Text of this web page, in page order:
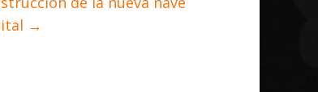
→